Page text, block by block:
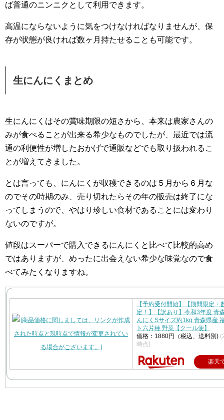
ば普通のニンニクとして利用できます。
高温にならないように気をつけなければなりませんが、保
存が状態が良ければ数ヶ月持たせることも可能です。
生にんにくまとめ
生にんにくはその賞味期限の短さから、本来は農家さんの
みが食べることが出来る希少なものでしたが、最近では流
通の利便性が増したおかげで通販などでも取り扱われるこ
とが増えてきました。
とは言っても、にんにくが収穫できるのは５月から６月な
のでその時期のみ、売り切れたらその年の販売は終了にな
ってしまうので、やはり珍しい食材であることには変わり
ないのですが。
値段はスーパーで購入できるにんにくと比べて比較的高め
ではありますが、めったに出会えない希少な味覚なので食
べてみたくなりますね。
【予約受付開始】【期間限定・
定！】【訳あり】令和3年度 青
んにくSサイズ約1kg 青森県産
ト六片種 野菜【クール便】
価格：1880円（税込、送料別)
時点)
楽天